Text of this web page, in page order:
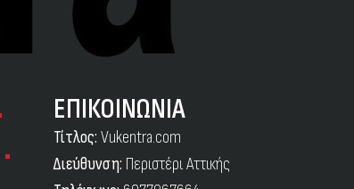
ΕΠΙΚΟΙΝΩΝΙΑ
Τίτλος: Vukentra.com
Διεύθυνση: Περιστέρι Αττικής